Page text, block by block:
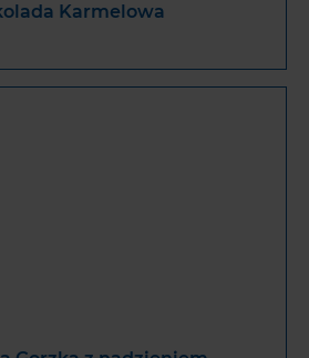
Karmelowa